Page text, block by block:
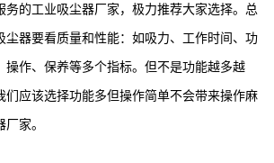
务的工业吸尘器厂家，极力推荐大家选择。总
尘器要看质量和性能：如吸力、工作时间、功
操作、保养等多个指标。但不是功能越多越
们应该选择功能多但操作简单不会带来操作麻
家。